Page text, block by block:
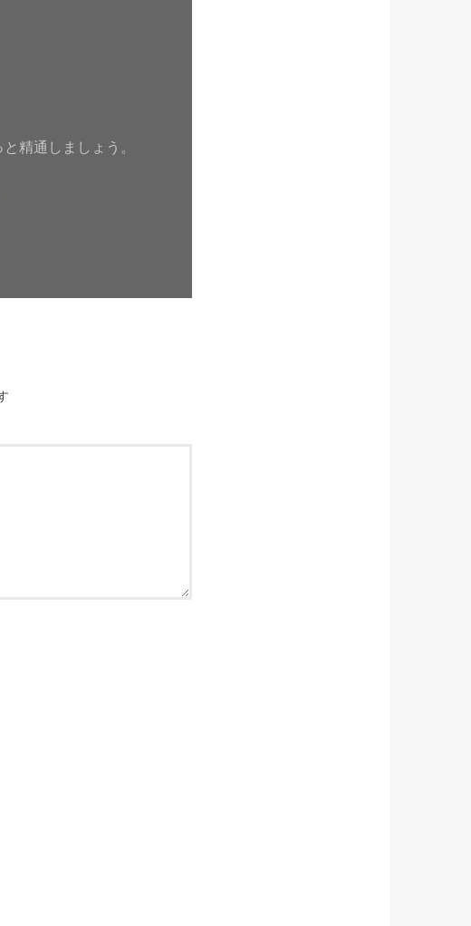
精通しましょう。